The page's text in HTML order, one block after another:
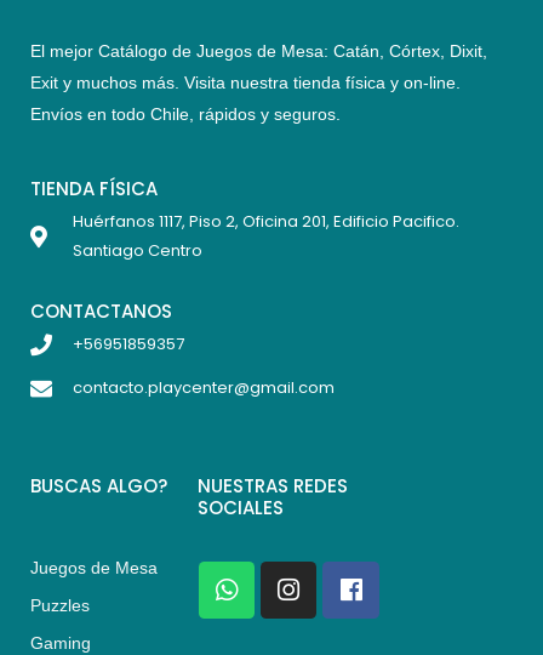
El mejor Catálogo de Juegos de Mesa: Catán, Córtex, Dixit,
Exit y muchos más. Visita nuestra tienda física y on-line.
Envíos en todo Chile, rápidos y seguros
TIENDA FÍSICA
Huérfanos 1117, Piso 2, Oficina 201, Edificio Pacifico.
Santiago Centro
CONTACTANOS
+56951859357
contacto.playcenter@gmail.com
BUSCAS ALGO?
Juegos de Mesa
Puzzles
Gaming
NUESTRAS REDES
SOCIALES
W
h
a
I
n
s
F
a
c